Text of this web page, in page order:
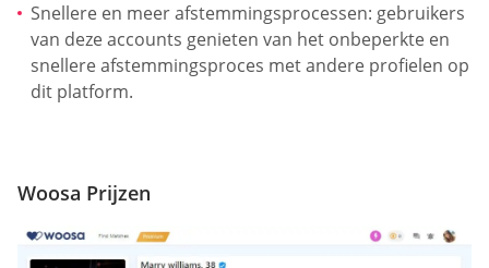
Snellere en meer afstemmingsprocessen: gebruikers
van deze accounts genieten van het onbeperkte en
snellere afstemmingsproces met andere profielen op
dit platform.
Woosa Prijzen